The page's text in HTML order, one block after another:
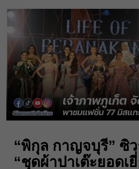
“พิกุล กาญจบุรี” ซิว
“ชุดผ้าปาเต๊ะยอดเ